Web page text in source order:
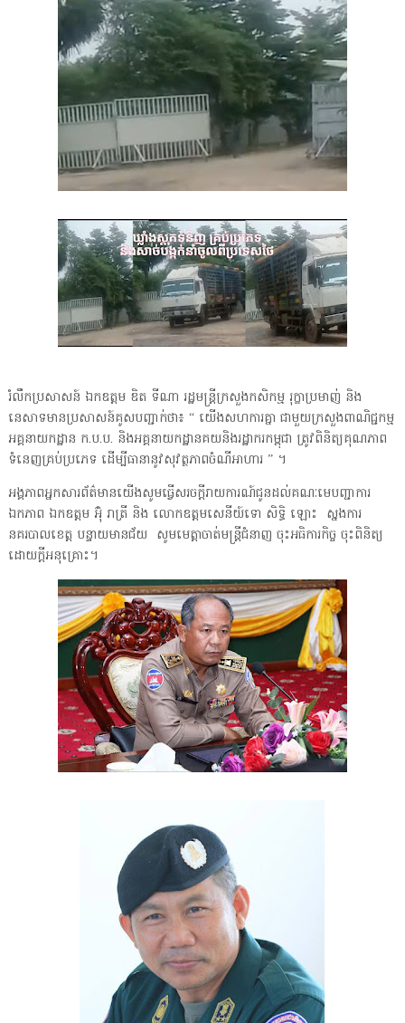
រំលឹកប្រសាសន៍ ឯកឧត្តម ឌិត ទីណា រដ្ឋមន្ត្រីក្រសួងកសិកម្ម រុក្ខាប្រមាញ់ និង
នេសាទមានប្រសាសន៍គូសបញ្ជាក់ថា៖ “ យើងសហការគ្នា ជាមួយក្រសួងពាណិជ្ជកម្ម
អគ្គនាយកដ្ឋាន ក.ប.ប. និងអគ្គនាយកដ្ឋានគយនិងរដ្ឋាករកម្ពុជា ត្រូវពិនិត្យគុណភាព
ទំនេញគ្រប់ប្រភេទ ដើម្បីធានានូវសុវត្ថភាពចំណីអាហារ ” ។
អង្គភាពអ្នកសារព័ត៌មានយើងសូមធ្វើសរចក្តីរាយការណ៍ជូនដល់គណៈមេបញ្ជាការ
ឯកភាព ឯកឧត្តម អ៊ុំ រាត្រី និង លោកឧត្តមសេនីយ៍ទោ សិទ្ធិ ឡោះ ស្នងការ
នគរបាលខេត្ត បន្ទាយមានជ័យ សូមមេត្តាចាត់មន្ត្រីជំនាញ ចុះអធិការកិច្ច ចុះពិនិត្យ
ដោយក្តីអនុគ្រោះ។